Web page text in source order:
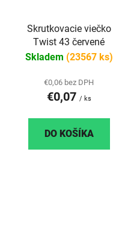
Skrutkovacie viečko
Twist 43 červené
Skladem (23567 ks)
€0,06 bez DPH
€0,07 / ks
DO KOŠÍKA